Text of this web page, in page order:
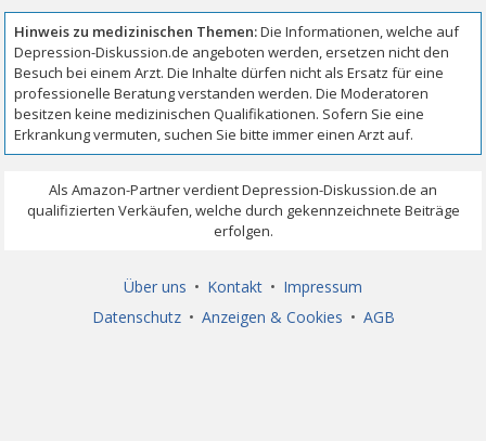
Über uns • Kontakt • Impressum
Datenschutz • Anzeigen & Cookies • AGB